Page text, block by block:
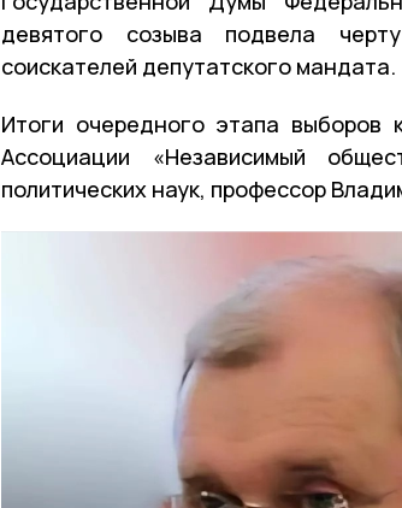
девятого созыва подвела
соискателей депутатского мандата.
Итоги очередного этапа выборов
Ассоциации «Независимый
политических наук, профессор